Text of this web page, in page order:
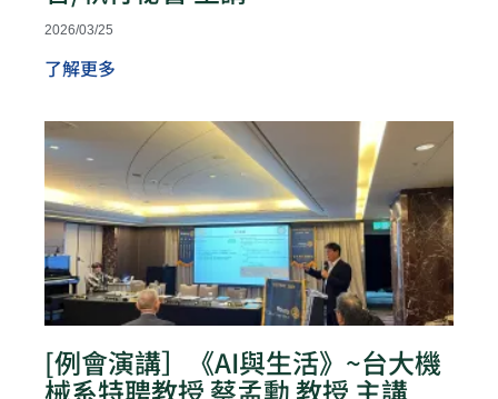
2026/03/25
了解更多
[例會演講］《AI與生活》~台大機
械系特聘教授 蔡孟勳 教授 主講